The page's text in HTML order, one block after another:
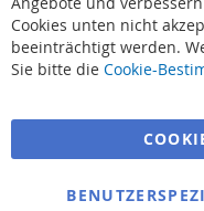
Suchbegriffe
Bestellungen und
Kontaktieren Sie uns
Cookies unten nicht
beeinträchtigt werden.
Sie bitte die Cookie-